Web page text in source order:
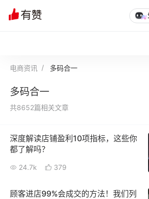
私域日历
有赞成功案例 新零售最佳实
面对面聊增长
有赞春季发布会 实干家直播间
电商资讯 多码合一
多码合一
共8652篇相关文章
深度解读店铺盈利10项指标，这些你
都了解吗？
24.7k 379
顾客进店99%会成交的方法！我们列